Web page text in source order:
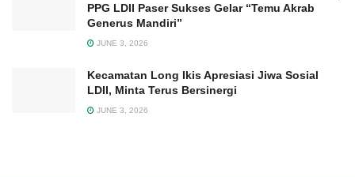
PPG LDII Paser Sukses Gelar “Temu Akrab
Generus Mandiri”
JUNE 3, 2026
Kecamatan Long Ikis Apresiasi Jiwa Sosial
LDII, Minta Terus Bersinergi
JUNE 3, 2026